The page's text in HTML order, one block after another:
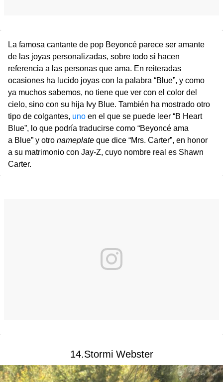
La famosa cantante de pop Beyoncé parece ser amante
de las joyas personalizadas, sobre todo si hacen
referencia a las personas que ama. En reiteradas
ocasiones ha lucido joyas con la palabra “Blue”, y como
ya muchos sabemos, no tiene que ver con el color del
cielo, sino con su hija Ivy Blue. También ha mostrado otro
tipo de colgantes, uno en el que se puede leer “B Heart
Blue”, lo que podría traducirse como “Beyoncé ama
a Blue” y otro nameplate que dice “Mrs. Carter”, en honor
a su matrimonio con Jay-Z, cuyo nombre real es Shawn
Carter.
14.Stormi Webster